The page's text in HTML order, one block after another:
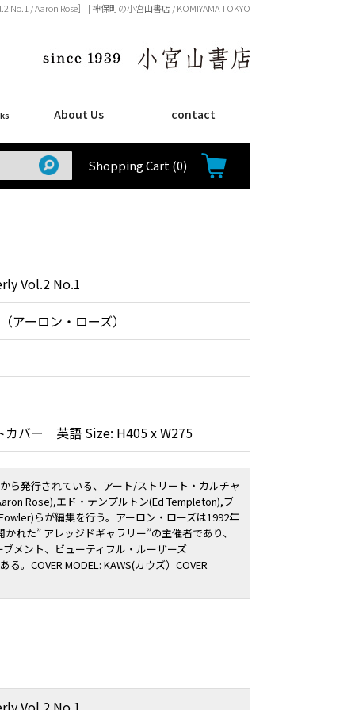
No.1 / Aaron Rose］ | 神保町の小宮山書店 / KOMIYAMA TOKYO
About Us
店舗案内
Shop Infomation
ご注文について
How to Order
特定商取引法に関する表示
プライバシーポリシー
contact
Shopping Cart (0)
Vol.2 No.1
（アーロン・ローズ）
バー 英語 Size: H405 x W275
から発行されている、アート/ストリート・カルチャ
Rose),エド・テンプルトン(Ed Templeton),ブ
らが編集を行う。アーロン・ローズは1992年
れた” アレッジドギャラリー”の主催者であり、
メント、ビューティフル・ルーザーズ
る。COVER MODEL: KAWS(カウズ）COVER